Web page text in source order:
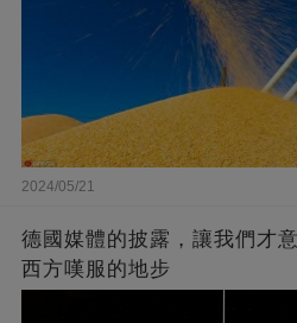
2024/05/21
德國媒體的披露，讓我們才
西方嘆服的地步